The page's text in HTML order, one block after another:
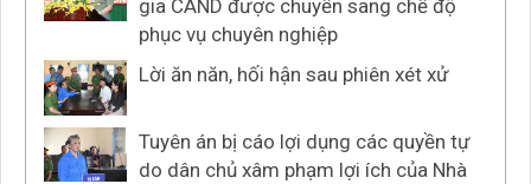
gia CAND được chuyển sang chế độ
phục vụ chuyên nghiệp
Lời ăn năn, hối hận sau phiên xét xử
Tuyên án bị cáo lợi dụng các quyền tự
do dân chủ xâm phạm lợi ích của Nhà